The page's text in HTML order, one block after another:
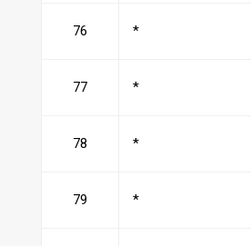
76 *
77 *
78 *
79 *